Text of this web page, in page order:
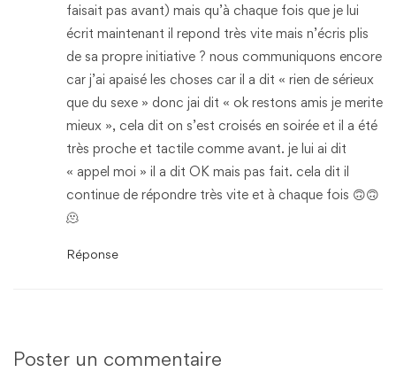
faisait pas avant) mais qu’à chaque fois que je lui
écrit maintenant il repond très vite mais n’écris plis
de sa propre initiative ? nous communiquons encore
car j’ai apaisé les choses car il a dit « rien de sérieux
que du sexe » donc jai dit « ok restons amis je merite
mieux », cela dit on s’est croisés en soirée et il a été
très proche et tactile comme avant. je lui ai dit
« appel moi » il a dit OK mais pas fait. cela dit il
continue de répondre très vite et à chaque fois 🙃🙃
🫠
Réponse
Poster un commentaire